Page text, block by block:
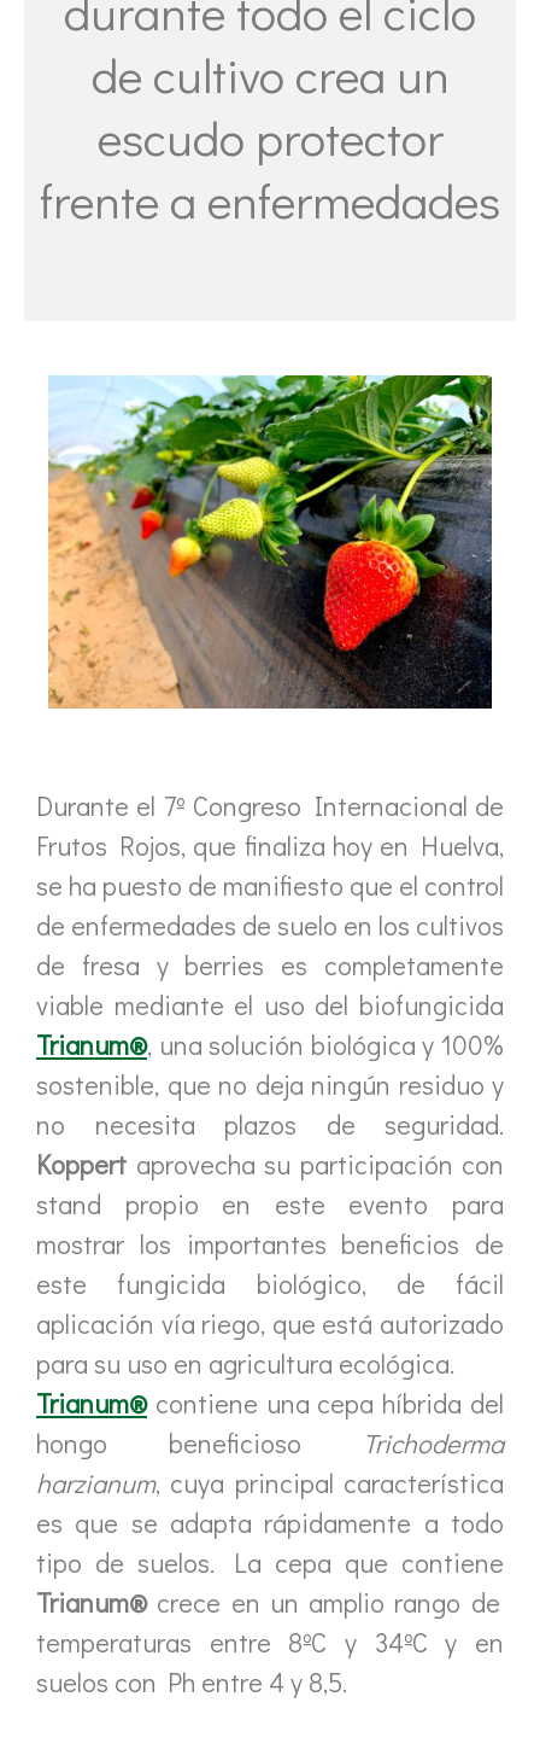
de cultivo crea un
escudo protector
frente a enfermedades
Durante el 7º Congreso Internacional de
Frutos Rojos, que finaliza hoy en Huelva,
se ha puesto de manifiesto que el control
de enfermedades de suelo en los cultivos
de fresa y berries es completamente
viable mediante el uso del biofungicida
Trianum®, una solución biológica y 100%
sostenible, que no deja ningún residuo y
no necesita plazos de seguridad.
Koppert aprovecha su participación con
stand propio en este evento para
mostrar los importantes beneficios de
este fungicida biológico, de fácil
aplicación vía riego, que está autorizado
para su uso en agricultura ecológica.
Trianum®contiene una cepa híbrida del
hongo beneficioso
Trichoderma
harzianum, cuya principal característica
es que se adapta rápidamente a todo
tipo de suelos. La cepa que contiene
Trianum®crece en un amplio rango de
temperaturas entre 8ºC y 34ºC y en
suelos con Ph entre 4 y 8,5.